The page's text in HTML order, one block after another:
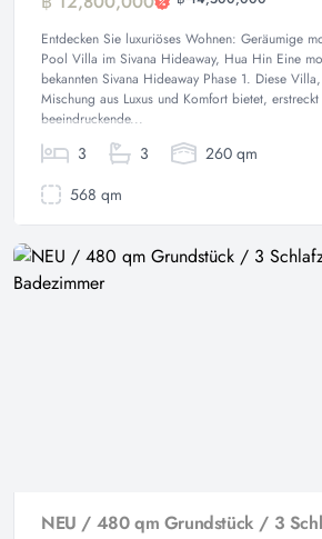
Entdecken Sie luxuriöses Wohnen: Geräumige
Pool Villa im Sivana Hideaway, Hua Hin Eine
bekannten Sivana Hideaway Phase 1. Diese
Mischung aus Luxus und Komfort bietet,
beeindruckende...
3 3
260 qm
568 qm